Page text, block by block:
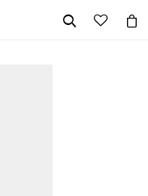

TENGAMOS